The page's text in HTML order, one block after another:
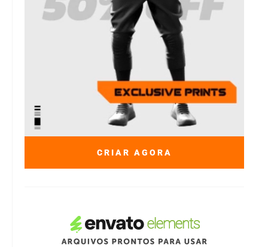
CRIAR AGORA